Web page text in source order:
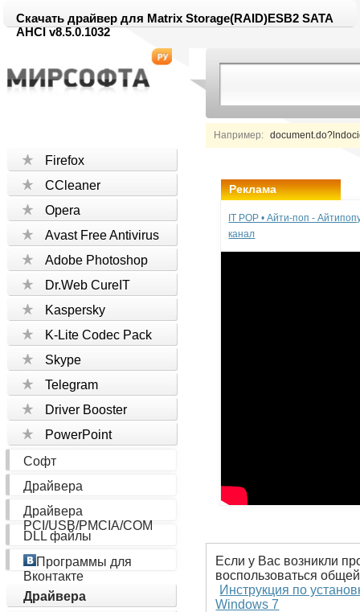
Скачать драйвер для Matrix Storage(RAID)ESB2 SATA
AHCI v8.5.0.1032
Например:
Firefox
CCleaner
Opera
Avast Free Antivirus
Adobe Photoshop
Dr.Web CureIT
Kaspersky
K-Lite Codec Pack
Skype
Telegram
Driver Booster
PowerPoint
Софт
Драйвера
Драйвера
PCI/USB/PMCIA/COM
DLL файлы
Программы для
Вконтакте
Драйвера
Реклама
IT POP • Айти-поп -
канал
Если у Вас возникли
воспользоваться
Инструкция по
Windows 7